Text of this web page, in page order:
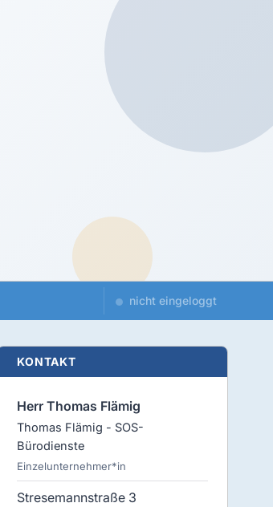
nicht eingeloggt
KONTAKT
Herr Thomas Flämig
Thomas Flämig - SOS-
Bürodienste
Einzelunternehmer*in
Stresemannstraße 3